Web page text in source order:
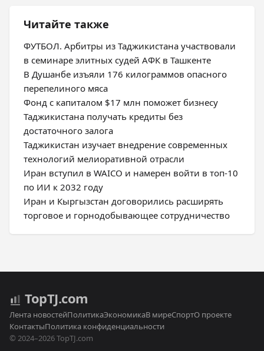
Читайте также
ФУТБОЛ. Арбитры из Таджикистана участвовали
в семинаре элитных судей АФК в Ташкенте
В Душанбе изъяли 176 килограммов опасного
перепелиного мяса
Фонд с капиталом $17 млн поможет бизнесу
Таджикистана получать кредиты без
достаточного залога
Таджикистан изучает внедрение современных
технологий мелиоративной отрасли
Иран вступил в WAICO и намерен войти в топ-10
по ИИ к 2032 году
Иран и Кыргызстан договорились расширять
торговое и горнодобывающее сотрудничество
TopTJ.com
Лента новостейПолитикаЭкономикаВ миреСпортО проекте
КонтактыПолитика конфиденциальности
© 2024–2026 TopTJ.com